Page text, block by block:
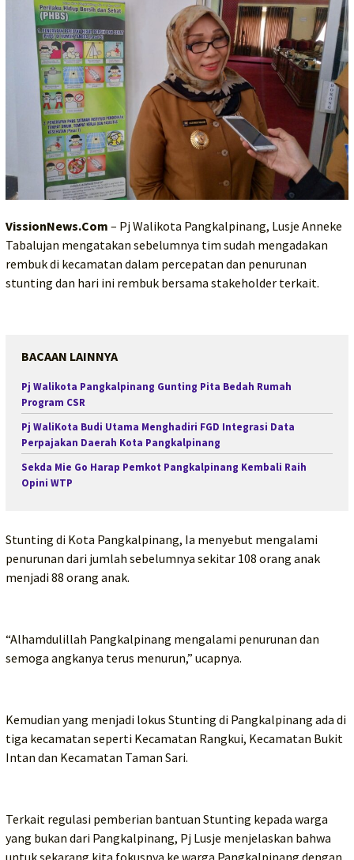
VissionNews.Com – Pj Walikota Pangkalpinang, Lusje Anneke
Tabalujan mengatakan sebelumnya tim sudah mengadakan
rembuk di kecamatan dalam percepatan dan penurunan
stunting dan hari ini rembuk bersama stakeholder terkait.
BACAAN LAINNYA
Pj Walikota Pangkalpinang Gunting Pita Bedah Rumah
Program CSR
Pj WaliKota Budi Utama Menghadiri FGD Integrasi Data
Perpajakan Daerah Kota Pangkalpinang
Sekda Mie Go Harap Pemkot Pangkalpinang Kembali Raih
Opini WTP
Stunting di Kota Pangkalpinang, Ia menyebut mengalami
penurunan dari jumlah sebelumnya sekitar 108 orang anak
menjadi 88 orang anak.
“Alhamdulillah Pangkalpinang mengalami penurunan dan
semoga angkanya terus menurun,” ucapnya.
Kemudian yang menjadi lokus Stunting di Pangkalpinang ada di
tiga kecamatan seperti Kecamatan Rangkui, Kecamatan Bukit
Intan dan Kecamatan Taman Sari.
Terkait regulasi pemberian bantuan Stunting kepada warga
yang bukan dari Pangkalpinang, Pj Lusje menjelaskan bahwa
untuk sekarang kita fokusnya ke warga Pangkalpinang dengan